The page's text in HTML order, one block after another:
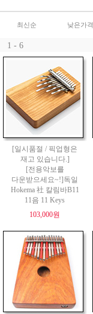
최신순 낮은가격
1 - 6
[일시품절 / 픽업형은
재고 있습니다.]
[전용악보를
다운받으세요~!]독일
Hokema 社 칼림바B11
11음 11 Keys
103,000원